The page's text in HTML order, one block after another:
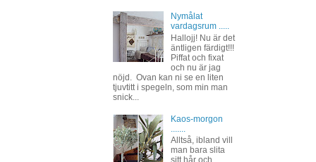
Nymålat
vardagsrum .....
Hallojj! Nu är det
äntligen färdigt!!!
Piffat och fixat
och nu är jag
nöjd. Ovan kan ni se en liten
tjuvtitt i spegeln, som min man
snick...
Kaos-morgon
Alltså, ibland vill
man bara slita
sitt hår och